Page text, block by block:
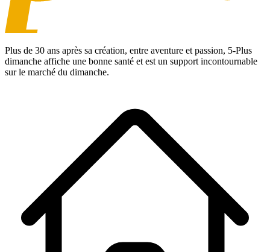
Plus de 30 ans après sa création, entre aventure et passion, 5-Plus
dimanche affiche une bonne santé et est un support incontournable
sur le marché du dimanche.